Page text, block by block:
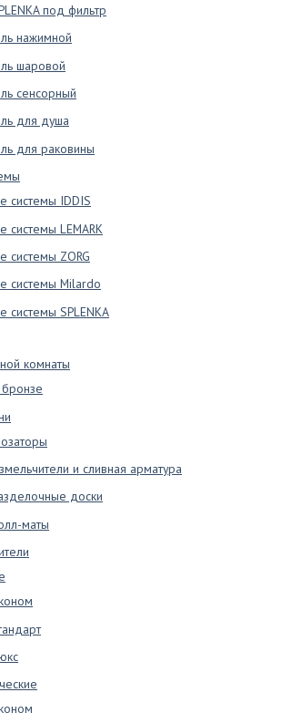
под фильтр
нажимной
шаровой
сенсорный
для душа
для раковины
системы IDDIS
системы LEMARK
системы ZORG
системы Milardo
системы SPLENKA
комнаты
и сливная арматура
доски
маты